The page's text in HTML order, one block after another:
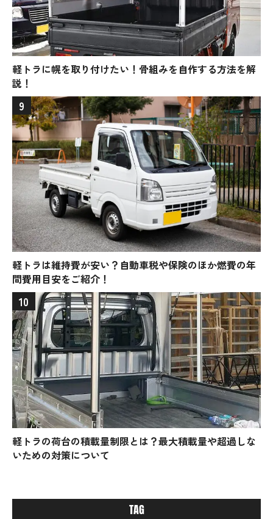
軽トラに幌を取り付けたい！骨組みを自作する方法を解
説！
9
軽トラは維持費が安い？自動車税や保険のほか燃費の年
間費用目安をご紹介！
10
軽トラの荷台の積載量制限とは？最大積載量や超過しな
いための対策について
TAG